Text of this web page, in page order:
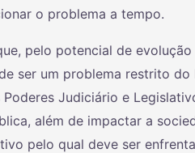
o problema a tempo.
pelo potencial de
ser um problema restrito
Judiciário e
além de impactar a
pelo qual deve ser